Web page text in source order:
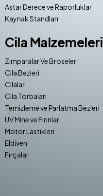
Astar Derece ve Raporluklar
Kaynak Standları
Cila Malzemeleri
Zımparalar Ve Broseler
Cila Bezleri
Cilalar
Cila Torbaları
Temizleme ve Parlatma Bezleri
UV Mine ve Fırınlar
Motor Lastikleri
Eldiven
Fırçalar